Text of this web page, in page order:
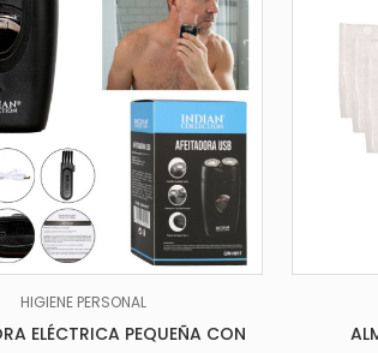
HIGIENE PERSONAL
ELÉCTRICA PEQUEÑA CON